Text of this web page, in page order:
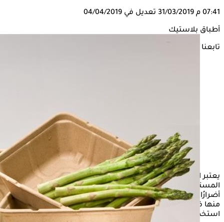
07:41 م 31/03/2019 تعديل في 04/04/2019
أطباق بلاستيك
تابعنا على
يعتبر البلاستيك من المواد التي تدخل في تصنيع معظم
المستلزمات التي نعتاد على استخدامها يوميًا، ولكن لتلك المادة
أضرارًا جثيمة على الصحة، خاصة عند استخدام الأكياس المصنوعة
منها في حفظ الأطعمة، وهناك بدائل صحية للبلاستيك يمكن
استخدامها.